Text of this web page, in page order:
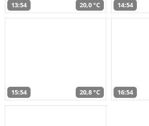
13:54 20,0 °C 14:54
15:54 20,8 °C 16:54